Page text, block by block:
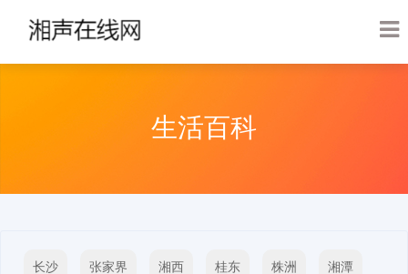
生活百科
长沙 张家界 湘西 桂东 株洲 ‌湘潭